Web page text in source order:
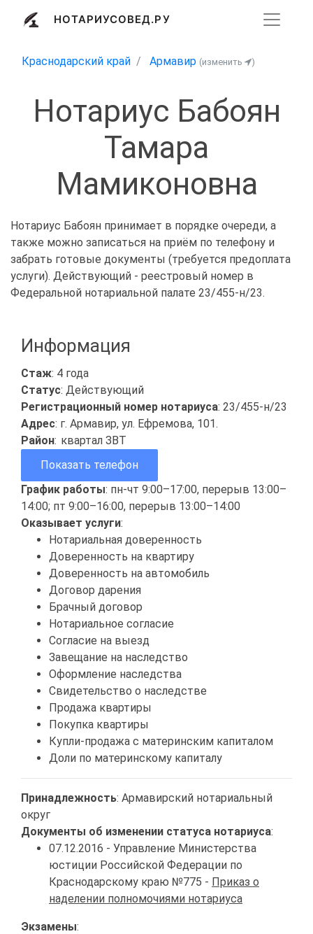
НОТАРИУСОВЕД.РУ
Краснодарский край Армавир (изменить )
Нотариус Бабоян
Тамара
Мамиконовна
Нотариус Бабоян принимает в порядке очереди, а
также можно записаться на приём по телефону и
забрать готовые документы (требуется предоплата
услуги). Действующий - реестровый номер в
Федеральной нотариальной палате 23/455-н/23.
Информация
Стаж: 4 года
Статус: Действующий
Регистрационный номер нотариуса: 23/455-н/23
Адрес: г. Армавир, ул. Ефремова, 101.
Район: квартал ЗВТ
Показать телефон
График работы: пн-чт 9:00–17:00, перерыв 13:00–
14:00; пт 9:00–16:00, перерыв 13:00–14:00
Оказывает услуги:
Нотариальная доверенность
Доверенность на квартиру
Доверенность на автомобиль
Договор дарения
Брачный договор
Нотариальное согласие
Согласие на выезд
Завещание на наследство
Оформление наследства
Свидетельство о наследстве
Продажа квартиры
Покупка квартиры
Купли-продажа с материнским капиталом
Доли по материнскому капиталу
Принадлежность: Армавирский нотариальный
округ
Документы об изменении статуса нотариуса:
07.12.2016 - Управление Министерства
юстиции Российской Федерации по
Краснодарскому краю №775 - Приказ о
наделении полномочиями нотариуса
Экзамены: